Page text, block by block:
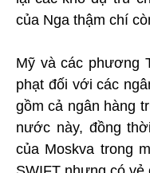
của Nga thậm chí
Mỹ và các phương
phạt đối với các
gồm cả ngân hàng
nước này, đồng
của Moskva trong